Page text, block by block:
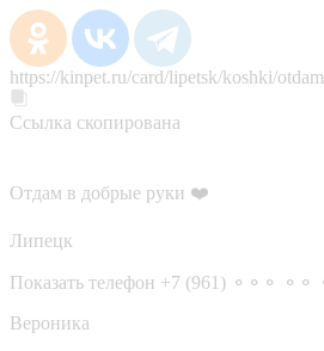
https://kinpet.ru/card/lipetsk/koshki/
Ссылка скопирована
Отдам в добрые руки ❤️
Липецк
Показать телефон +7 (961) ⚬⚬⚬ ⚬⚬
Вероника